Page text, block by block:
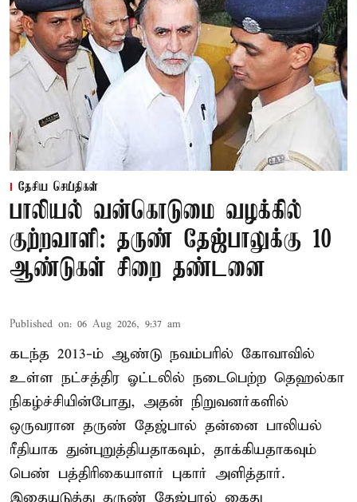
தேசிய செய்திகள்
பாலியல் வன்கொடுமை வழக்கில்
குற்றவாளி: தருண் தேஜ்பாலுக்கு 10
ஆண்டுகள் சிறை தண்டனை
Published on: 06 Aug 2026, 9:37 am
கடந்த 2013-ம் ஆண்டு நவம்பரில் கோவாவில்
உள்ள நட்சத்திர ஓட்டலில் நடைபெற்ற தெஹல்கா
நிகழ்ச்சியின்போது, அதன் நிறுவனர்களில்
ஒருவரான தருண் தேஜ்பால் தன்னை பாலியல்
ரீதியாக துன்புறுத்தியதாகவும், தாக்கியதாகவும்
பெண் பத்திரிகையாளர் புகார் அளித்தார்.
இதையடுத்து தருண் தேஜ்பால் கைது